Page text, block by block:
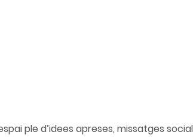
ple d’idees apreses, missatges